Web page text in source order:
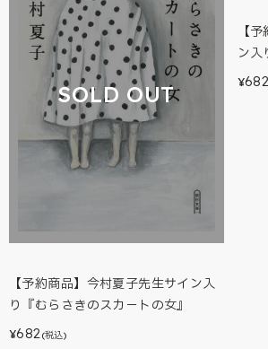
SOLD OUT
【予約商品】今村夏子先生サイン入
り『むらさきのスカ－トの女』
¥682(税込)
【
ン入
¥682